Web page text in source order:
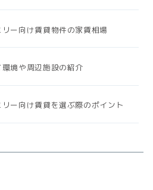
ー向け賃貸物件の家賃相場
境や周辺施設の紹介
ー向け賃貸を選ぶ際のポイント